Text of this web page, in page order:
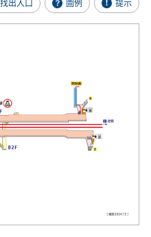
出入口 圖例 提示